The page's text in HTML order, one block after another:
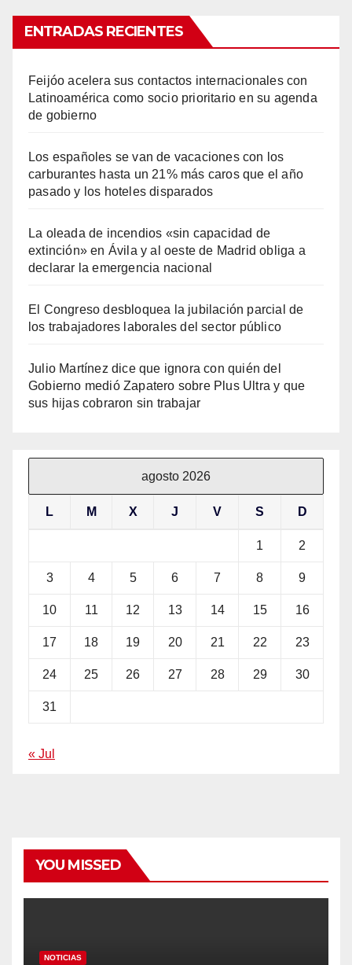
ENTRADAS RECIENTES
Feijóo acelera sus contactos internacionales con
Latinoamérica como socio prioritario en su agenda
de gobierno
Los españoles se van de vacaciones con los
carburantes hasta un 21% más caros que el año
pasado y los hoteles disparados
La oleada de incendios «sin capacidad de
extinción» en Ávila y al oeste de Madrid obliga a
declarar la emergencia nacional
El Congreso desbloquea la jubilación parcial de
los trabajadores laborales del sector público
Julio Martínez dice que ignora con quién del
Gobierno medió Zapatero sobre Plus Ultra y que
sus hijas cobraron sin trabajar
agosto 2026
L M X J V S D
1 2
3 4 5 6 7 8 9
10 11 12 13 14 15 16
17 18 19 20 21 22 23
24 25 26 27 28 29 30
31
« Jul
YOU MISSED
NOTICIAS